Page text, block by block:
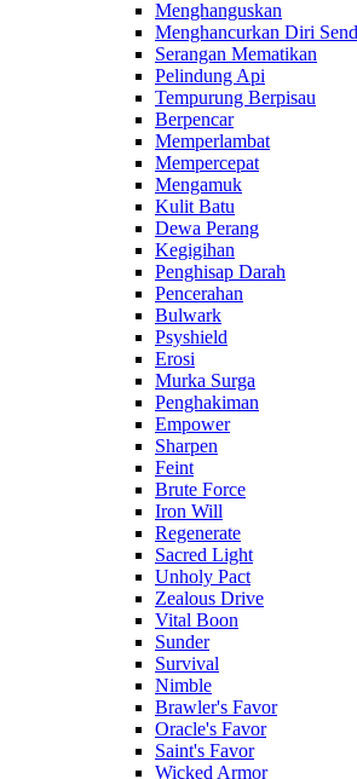
Menghanguskan
Menghancurkan Diri
Serangan Mematikan
Pelindung Api
Tempurung Berpisau
Berpencar
Memperlambat
Mempercepat
Mengamuk
Kulit Batu
Dewa Perang
Kegigihan
Penghisap Darah
Pencerahan
Bulwark
Psyshield
Erosi
Murka Surga
Penghakiman
Empower
Sharpen
Feint
Brute Force
Iron Will
Regenerate
Sacred Light
Unholy Pact
Zealous Drive
Vital Boon
Sunder
Survival
Nimble
Brawler's Favor
Oracle's Favor
Saint's Favor
Wicked Armor